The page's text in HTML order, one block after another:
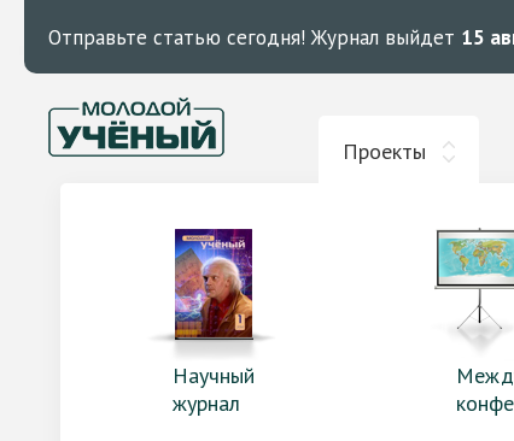
Отправьте статью сегодня! Журнал выйдет 15
Проекты
Научный
журнал